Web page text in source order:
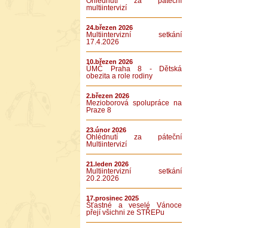
multiintervizí
24.březen 2026
Multiintervizní setkání
17.4.2026
10.březen 2026
ÚMČ Praha 8 - Dětská
obezita a role rodiny
2.březen 2026
Mezioborová spolupráce na
Praze 8
23.únor 2026
Ohlédnutí za páteční
Multiintervizí
21.leden 2026
Multiintervizní setkání
20.2.2026
17.prosinec 2025
Šťastné a veselé Vánoce
přejí všichni ze STŘEPu